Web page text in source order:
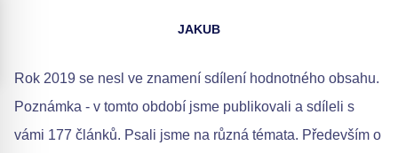
JAKUB
Rok 2019 se nesl ve znamení sdílení hodnotného obsahu.
Poznámka - v tomto období jsme publikovali a sdíleli s
vámi 177 článků. Psali jsme na různá témata. Především o